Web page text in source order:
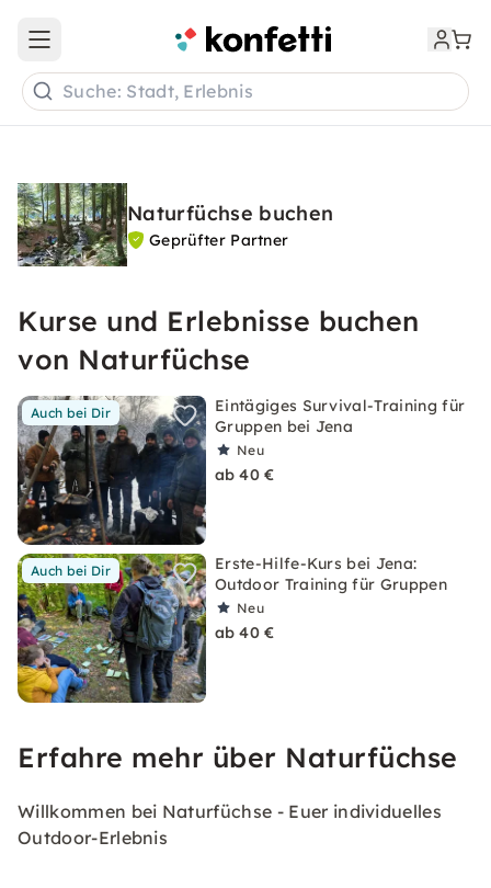
Open main menu
Suche: Stadt, Erlebnis
Naturfüchse buchen
Geprüfter Partner
Kurse und Erlebnisse buchen
von Naturfüchse
Auch bei Dir
Eintägiges Survival-Training für
Gruppen bei Jena
Neu
ab 40 €
Auch bei Dir
Erste-Hilfe-Kurs bei Jena:
Outdoor Training für Gruppen
Neu
ab 40 €
Erfahre mehr über Naturfüchse
Willkommen bei Naturfüchse - Euer individuelles
Outdoor-Erlebnis